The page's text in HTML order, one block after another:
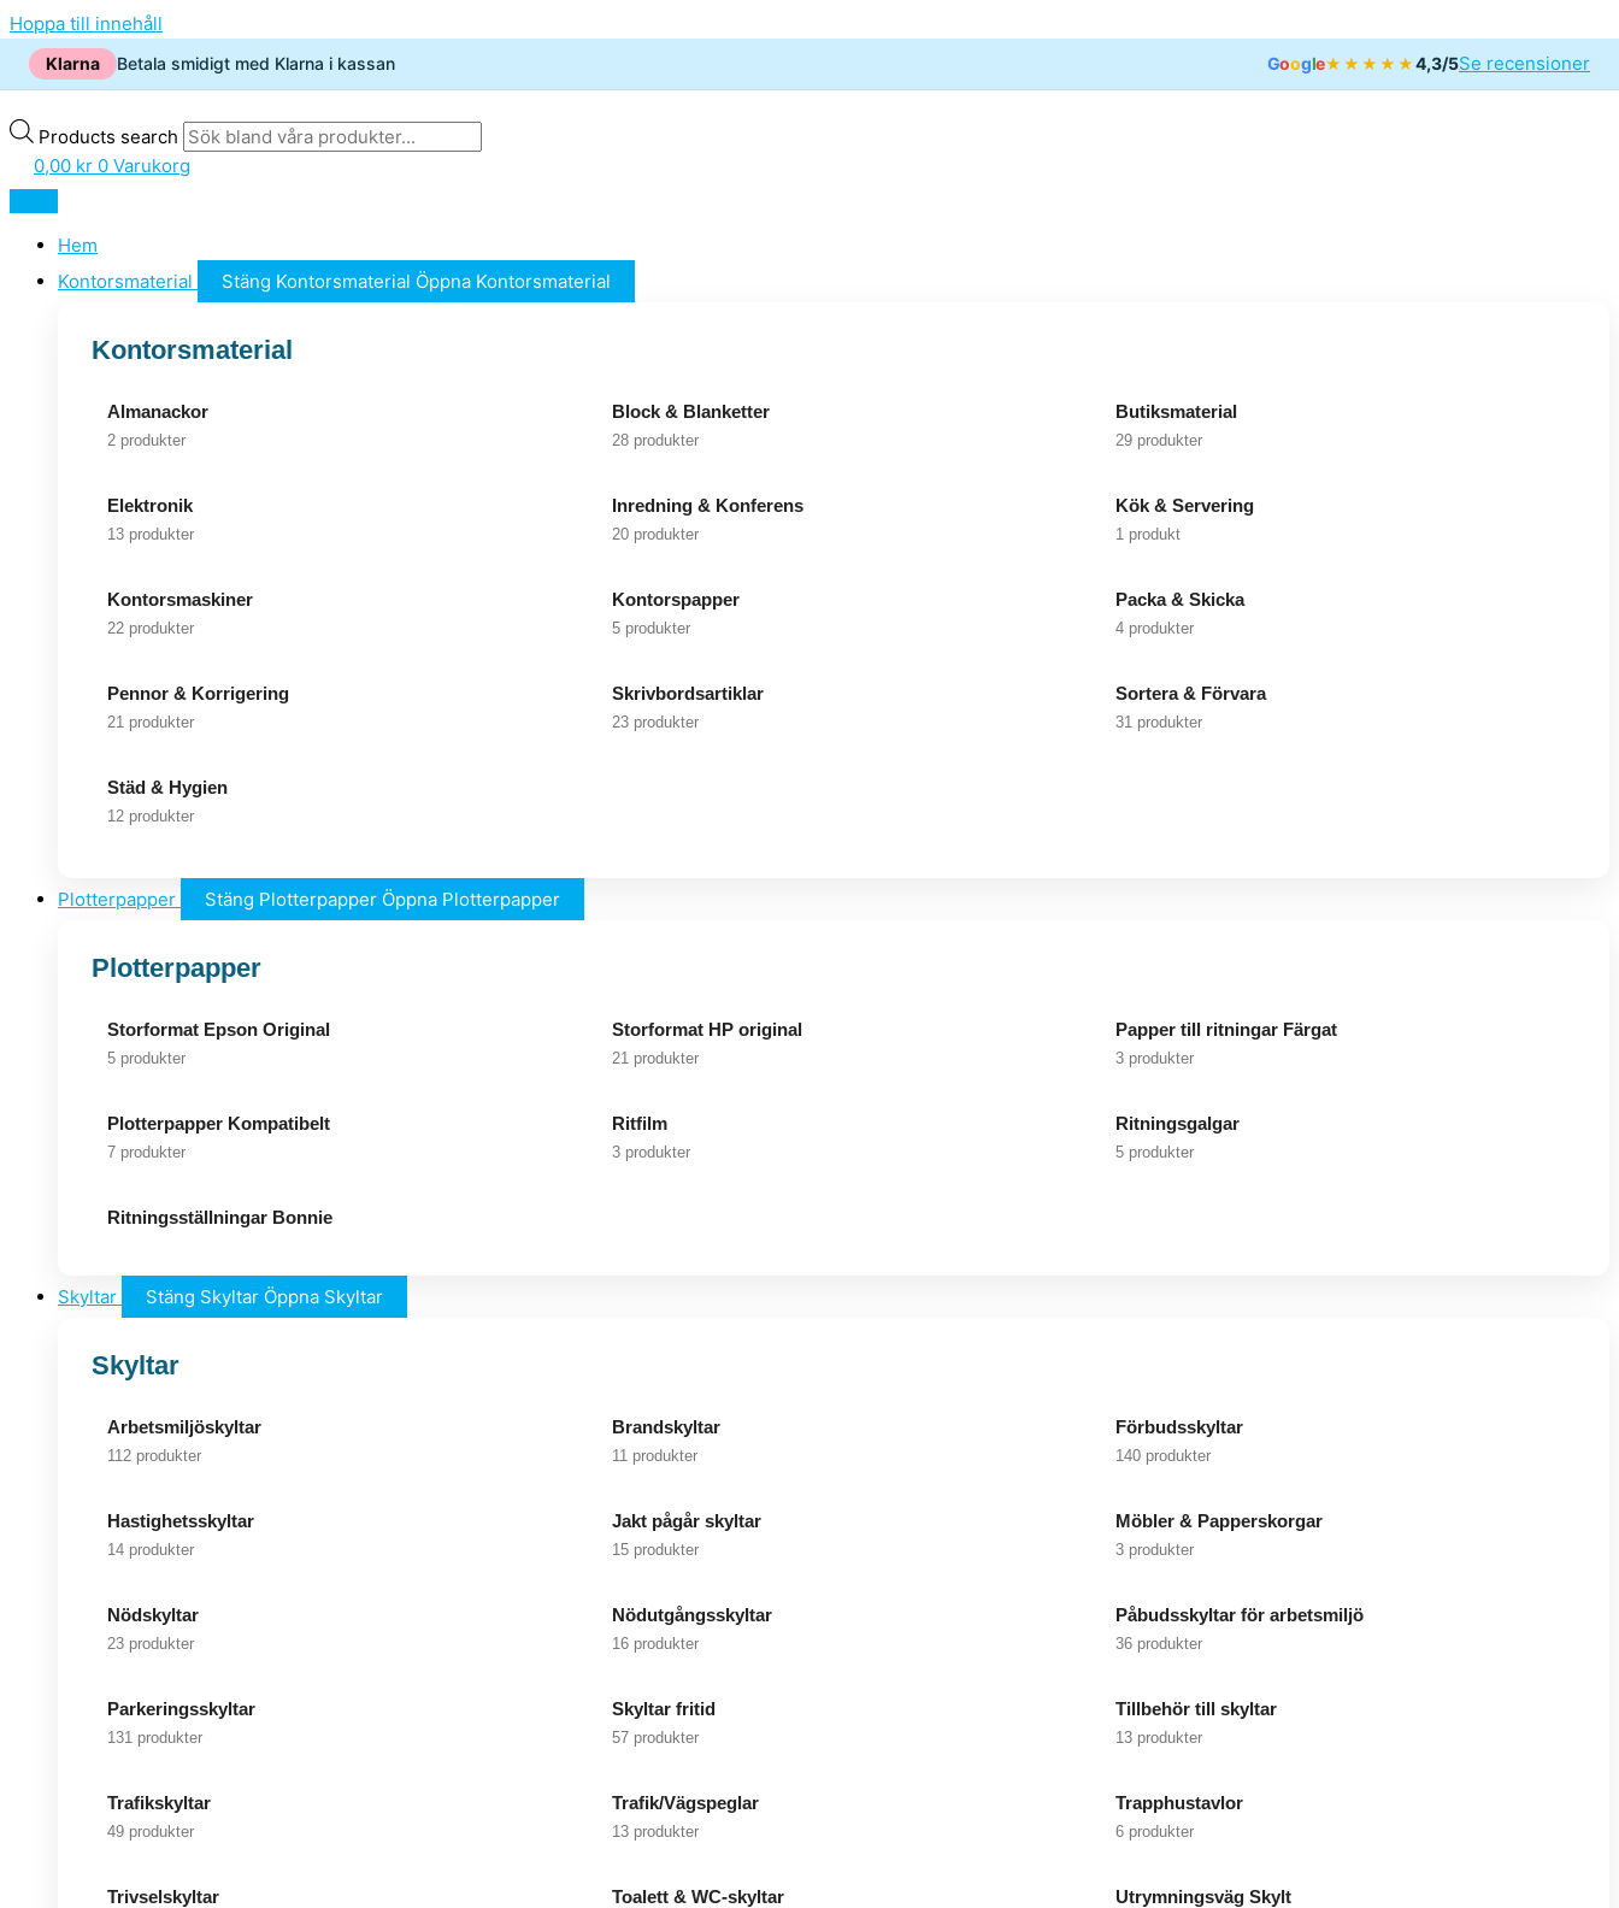
Hoppa till innehåll
Klarna Betala smidigt med Klarna i kassan Google★★★★★4,3/5Se recensioner
Products search
0,00 kr 0 Varukorg
Hem
Kontorsmaterial
Stäng Kontorsmaterial Öppna Kontorsmaterial
Kontorsmaterial
Almanackor
2 produkter
Block & Blanketter
28 produkter
Butiksmaterial
29 produkter
Elektronik
13 produkter
Inredning & Konferens
20 produkter
Kök & Servering
1 produkt
Kontorsmaskiner
22 produkter
Kontorspapper
5 produkter
Packa & Skicka
4 produkter
Pennor & Korrigering
21 produkter
Skrivbordsartiklar
23 produkter
Sortera & Förvara
31 produkter
Städ & Hygien
12 produkter
Plotterpapper Stäng Plotterpapper Öppna Plotterpapper
Plotterpapper
Storformat Epson Original
5 produkter
Storformat HP original
21 produkter
Papper till ritningar Färgat
3 produkter
Plotterpapper Kompatibelt
7 produkter
Ritfilm
3 produkter
Ritningsgalgar
5 produkter
Ritningsställningar Bonnie
Skyltar Stäng Skyltar Öppna Skyltar
Skyltar
Arbetsmiljöskyltar
112 produkter
Brandskyltar
11 produkter
Förbudsskyltar
140 produkter
Hastighetsskyltar
14 produkter
Jakt pågår skyltar
15 produkter
Möbler & Papperskorgar
3 produkter
Nödskyltar
23 produkter
Nödutgångsskyltar
16 produkter
Påbudsskyltar för arbetsmiljö
36 produkter
Parkeringsskyltar
131 produkter
Skyltar fritid
57 produkter
Tillbehör till skyltar
13 produkter
Trafikskyltar
49 produkter
Trafik/Vägspeglar
13 produkter
Trapphustavlor
6 produkter
Trivselskyltar Toalett & WC-skyltar Utrymningsväg Skylt